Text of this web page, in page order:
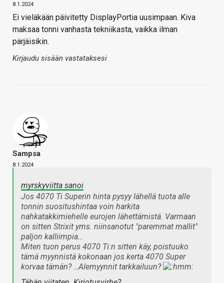
8.1.2024
Ei vieläkään päivitetty DisplayPortia uusimpaan. Kiva
maksaa tonni vanhasta tekniikasta, vaikka ilman
pärjäisikin.
Kirjaudu sisään vastataksesi
Sampsa
8.1.2024
myrskyviitta sanoi
Jos 4070 Ti Superin hinta pysyy lähellä tuota alle
tonnin suositushintaa voin harkita
nahkatakkimiehelle eurojen lähettämistä. Varmaan
on sitten Strixit yms. niinsanotut "paremmat mallit"
paljon kalliimpia…
Miten tuon perus 4070 Ti:n sitten käy, poistuuko
tämä myynnistä kokonaan jos kerta 4070 Super
korvaa tämän? …Alemyynnit tarkkailuun?